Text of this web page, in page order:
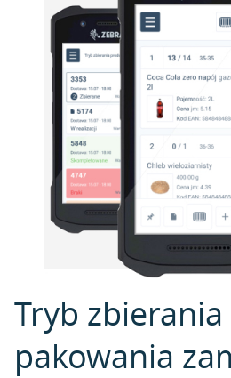
Tryb zbierania
pakowania